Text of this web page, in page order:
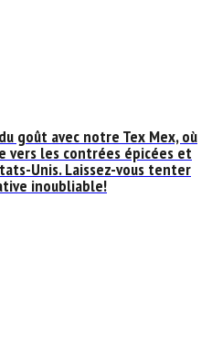
goût avec notre Tex Mex, où
vers les contrées épicées et
Unis. Laissez-vous tenter
inoubliable!